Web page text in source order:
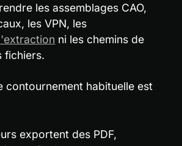
les assemblages CAO,
les VPN, les
ni les chemins de
fichiers.
contournement habituelle est
exportent des PDF,